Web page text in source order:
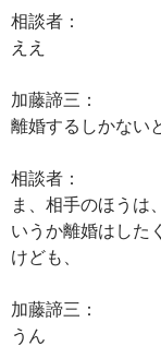
相談者：
ええ
加藤諦三：
離婚するしかない
相談者：
ま、相手のほうは
いうか離婚はした
けども、
加藤諦三：
うん